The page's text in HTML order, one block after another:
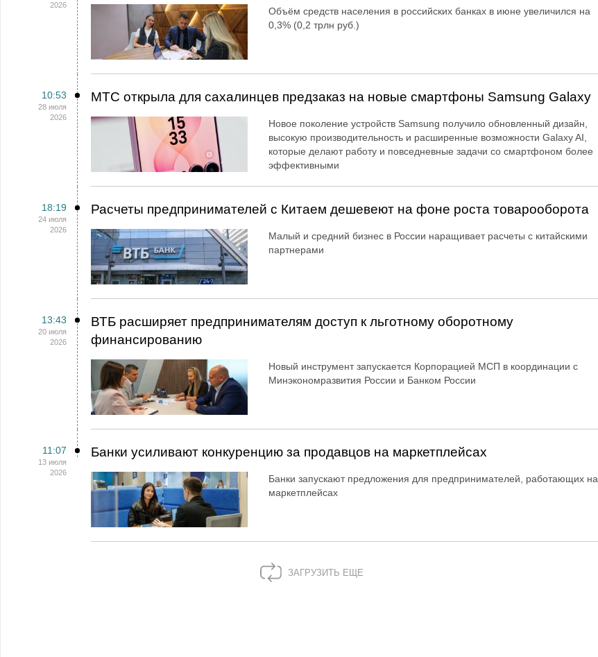
2026
Объём средств населения в российских банках в июне увеличился на
0,3% (0,2 трлн руб.)
10:53
28 июля
2026
МТС открыла для сахалинцев предзаказ на новые смартфоны Samsung Galaxy
Новое поколение устройств Samsung получило обновленный дизайн,
высокую производительность и расширенные возможности Galaxy AI,
которые делают работу и повседневные задачи со смартфоном более
эффективными
18:19
24 июля
2026
Расчеты предпринимателей с Китаем дешевеют на фоне роста товарооборота
Малый и средний бизнес в России наращивает расчеты с китайскими
партнерами
13:43
20 июля
2026
ВТБ расширяет предпринимателям доступ к льготному оборотному
финансированию
Новый инструмент запускается Корпорацией МСП в координации с
Минэкономразвития России и Банком России
11:07
13 июля
2026
Банки усиливают конкуренцию за продавцов на маркетплейсах
Банки запускают предложения для предпринимателей, работающих на
маркетплейсах
ЗАГРУЗИТЬ ЕЩЕ